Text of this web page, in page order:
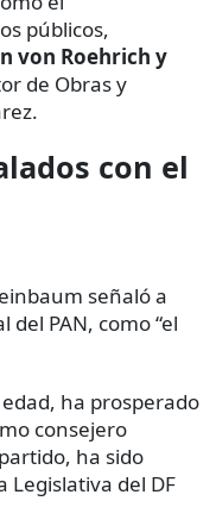
públicos,
von Roehrich y
de Obras y
con el
señaló a
PAN, como “el
ha prosperado
consejero
ha sido
Legislativa del DF